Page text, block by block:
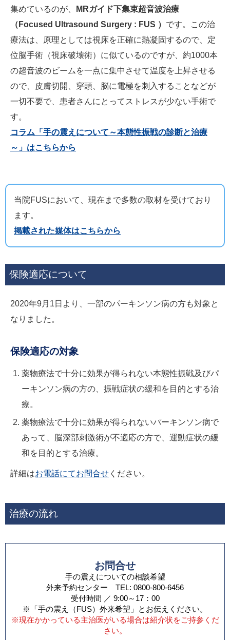
集めているのが、
MRガイド下集束超音波治療
（Focused Ultrasound Surgery : FUS ） です。この治
療法は、原理としては視床を正確に熱凝固するので、定
位脳手術（視床破壊術）に似ているのですが、約1000本
の超音波のビームを一点に集中させて温度を上昇させる
ので、皮膚切開、穿頭、脳に電極を刺入することなどが
一切不要で、患者さんにとってストレスが少ない手術で
す。
コラム「手の震えについて～本態性振戦の診断と治療
～」はこちらから
当院FUSにおいて、現在まで多数の取材を受けており
ます。
掲載された媒体はこちらから
保険適応について
2020年9月1日より、一部のパーキンソン病の方も対象と
なりました。
保険適応の対象
薬物療法で十分に効果が得られない本態性振戦及びパ
ーキンソン病の方の、振戦症状の緩和を目的とする治
療。
薬物療法で十分に効果が得られないパーキンソン病で
あって、脳深部刺激術が不適応の方で、運動症状の緩
和を目的とする治療。
詳細はお電話にてお問合せ ください。
治療の流れ
お問合せ
手の震えについての相談希望
外来予約センター TEL: 0800-800-6456
受付時間 ／ 9:00～17：00
※「手の震え（FUS）外来希望」とお伝えください。
※現在かかっている主治医がいる場合は紹介状をご持参くだ
さい。